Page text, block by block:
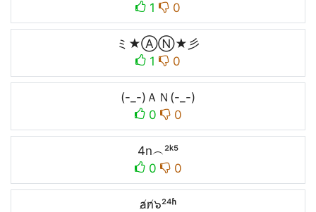
1
0
ミ★ⒶⓃ★彡
1
0
(-_-)ＡＮ(-_-)
0
0
4n︵²ᵏ⁵
0
0
a̸n̸๖²⁴ʱ